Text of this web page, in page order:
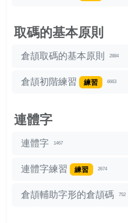
取碼的基本原則
倉頡取碼的基本原則 2884
倉頡初階練習 練習 6663
連體字
連體字 1467
連體字練習 練習 2674
倉頡輔助字形的倉頡碼 752